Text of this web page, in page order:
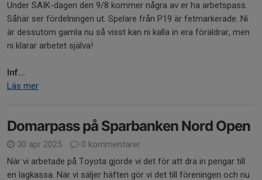
Under SAIK-dagen den 9/8 kommer några av er ha arbetspass.
Såhär ser fördelningen ut. Spelare från P19 är fetmarkerade. Ni
är dessutom gamla nu så visst kan ni kalla in era föräldrar, men
ni klarar arbetet själva!
Inf...
Läs mer
Domarpass på Sparbanken Nord Open
30 apr 2025
0 kommentarer
När vi arbetade på Toyota gjorde vi det för att dra in pengar till
en lagkassa. När vi säljer häften gör vi det till föreningen och nu